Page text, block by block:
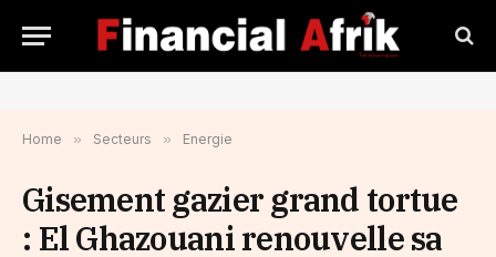
Home » Secteurs » Energie
Gisement gazier grand tortue
: El Ghazouani renouvelle sa